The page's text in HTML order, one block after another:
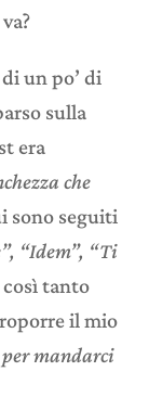
un po’ di
sulla
era
che
sono seguiti
“Idem”, “Ti
tanto
il mio
mandarci